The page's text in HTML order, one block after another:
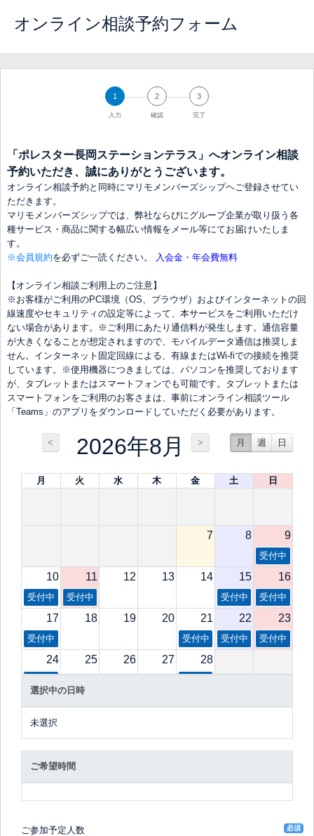
オンライン相談予約フォーム
1
入力
2
確認
3
完了
「ポレスター長岡ステーションテラス」へオンライン相談
予約いただき、誠にありがとうございます。
オンライン相談予約と同時にマリモメンバーズシップヘご登録させてい
ただきます。
マリモメンバーズシップでは、弊社ならびにグループ企業が取り扱う各
種サービス・商品に関する幅広い情報をメール等にてお届けいたしま
す。
※会員規約を必ずご一読ください。 入会金・年会費無料
【オンライン相談ご利用上のご注意】
※お客様がご利用のPC環境（OS、ブラウザ）およびインターネットの回
線速度やセキュリティの設定等によって、本サービスをご利用いただけ
ない場合があります。※ご利用にあたり通信料が発生します。通信容量
が大きくなることが想定されますので、モバイルデータ通信は推奨しま
せん。インターネット固定回線による、有線またはWi-fiでの接続を推奨
しています。※使用機器につきましては、パソコンを推奨しております
が、タブレットまたはスマートフォンでも可能です。タブレットまたは
スマートフォンをご利用のお客さまは、事前にオンライン相談ツール
「Teams」のアプリをダウンロードしていただく必要があります。
月 週 日
< 2026年8月 >
月 火 水 木 金 土 日
7 8 9
受付中
10 11 12 13 14 15 16
受付中 受付中 受付中 受付中
17 18 19 20 21 22 23
受付中 受付中 受付中 受付中
24 25 26 27 28
選択中の日時
未選択
ご希望時間
ご参加予定人数 必須